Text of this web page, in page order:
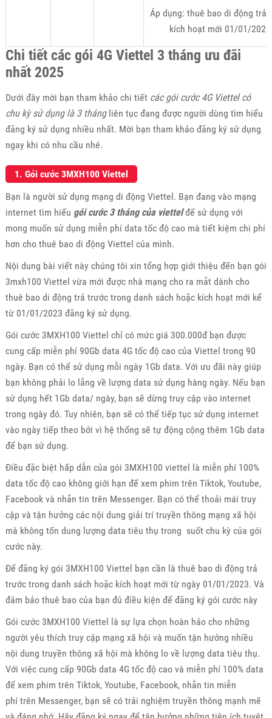
Áp dụng: thuê bao di động trả
kích hoạt mới 01/01/2023
Chi tiết các gói 4G Viettel 3 tháng ưu đãi
nhất 2025
Dưới đây mời bạn tham khảo chi tiết các gói cước 4G Viettel có
chu kỳ sử dụng là 3 thángliên tục đang được người dùng tìm hiểu
đăng ký sử dụng nhiều nhất. Mời bạn tham khảo đăng ký sử dụng
ngay khi có nhu cầu nhé.
1. Gói cước 3MXH100 Viettel
Bạn là người sử dụng mạng di động Viettel. Bạn đang vào mạng
internet tìm hiểu gói cước 3 tháng của viettelđể sử dụng với
mong muốn sử dụng miễn phí data tốc độ cao mà tiết kiệm chi phí
hơn cho thuê bao di động Viettel của mình.
Nội dung bài viết này chúng tôi xin tổng hợp giới thiệu đến bạn gói
3mxh100 Viettel vừa mới được nhà mạng cho ra mắt dành cho
thuê bao di động trả trước trong danh sách hoặc kích hoạt mới kể
từ 01/01/2023 đăng ký sử dụng.
Gói cước 3MXH100 Viettel chỉ có mức giá 300.000đ bạn được
cung cấp miễn phí 90Gb data 4G tốc độ cao của Viettel trong 90
ngày. Bạn có thể sử dụng mỗi ngày 1Gb data. Với ưu đãi này giúp
bạn không phải lo lắng về lượng data sử dụng hàng ngày. Nếu bạn
sử dụng hết 1Gb data/ ngày, bạn sẽ dừng truy cập vào internet
trong ngày đó. Tuy nhiên, bạn sẽ có thể tiếp tục sử dụng internet
vào ngày tiếp theo bởi vì hệ thống sẽ tự động cộng thêm 1Gb data
để bạn sử dụng.
Điều đặc biệt hấp dẫn của gói 3MXH100 viettel là miễn phí 100%
data tốc độ cao không giới hạn để xem phim trên Tiktok, Youtube,
Facebook và nhắn tin trên Messenger. Bạn có thể thoải mái truy
cập và tận hưởng các nội dung giải trí truyền thông mạng xã hội
mà không tốn dung lượng data tiêu thụ trong suốt chu kỳ của gói
cước này.
Để đăng ký gói 3MXH100 Viettel bạn cần là thuê bao di động trả
trước trong danh sách hoặc kích hoạt mới từ ngày 01/01/2023. Và
đảm bảo thuê bao của bạn đủ điều kiện để đăng ký gói cước này
Gói cước 3MXH100 Viettel là sự lựa chọn hoàn hảo cho những
người yêu thích truy cập mạng xã hội và muốn tận hưởng nhiều
nội dung truyền thông xã hội mà không lo về lượng data tiêu thụ.
Với việc cung cấp 90Gb data 4G tốc độ cao và miễn phí 100% data
để xem phim trên Tiktok, Youtube, Facebook, nhắn tin miễn
phí trên Messenger, bạn sẽ có trải nghiệm truyền thông mạnh mẽ